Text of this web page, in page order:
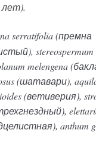
serratifolia (премна
stereospermum
melengena
(шатавари),
(ветиверия),
anthum